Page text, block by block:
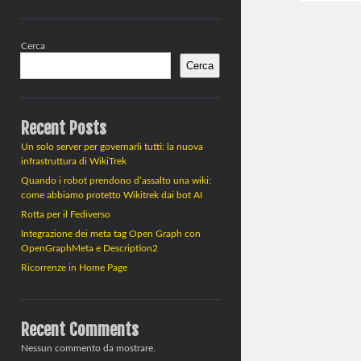
Barra
laterale
Cerca
Cerca
Recent Posts
Un solo server per governarli tutti: la nuova
infrastruttura di WikiTrek
Quando i robot prendono d’assalto una wiki:
come abbiamo protetto Wikitrek dai bot AI
Rotta per il Fediverso
Integrazione dei meta tag Open Graph con
OpenGraphMeta e Description2
Ricorrenze in Home Page
Recent Comments
Nessun commento da mostrare.